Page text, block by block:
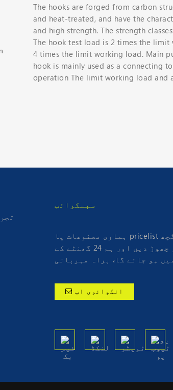
The hooks are forged from carbon
and heat-treated, and have the
and high strength. The strength
The hook test load is 2 times the
4 times the limit working load. Main
hook is mainly used as a connecting
operation The limit working load and
سبسکرائب
ہماری مصنوعات یا pricelist بارے میں پوچھ گچھ
کے لئے، ہم پر چھوڑ دیں اور ہم 24 گھنٹے کے
انکوائری اب